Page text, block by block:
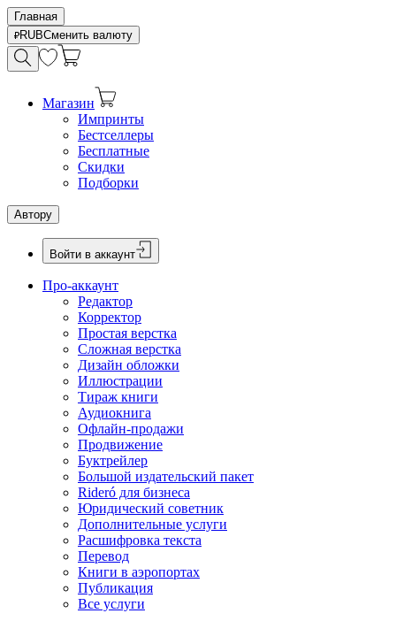
Главная
RUBСменить валюту
Магазин
Импринты
Бестселлеры
Бесплатные
Скидки
Подборки
Автору
Войти в аккаунт
Про-аккаунт
Редактор
Корректор
Простая верстка
Сложная верстка
Дизайн обложки
Иллюстрации
Тираж книги
Аудиокнига
Офлайн-продажи
Продвижение
Буктрейлер
Большой издательский пакет
Rideró для бизнеса
Юридический советник
Дополнительные услуги
Расшифровка текста
Перевод
Книги в аэропортах
Публикация
Все услуги